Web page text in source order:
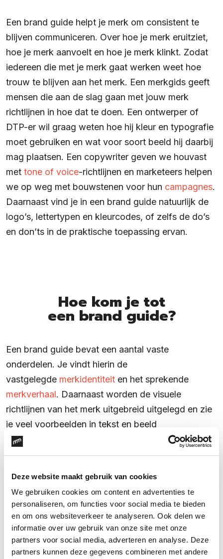
Deze website maakt gebruik van cookies
We gebruiken cookies om content en advertenties te
personaliseren, om functies voor social media te bieden
en om ons websiteverkeer te analyseren. Ook delen we
informatie over uw gebruik van onze site met onze
partners voor social media, adverteren en analyse. Deze
partners kunnen deze gegevens combineren met andere
Een brand guide helpt je merk om consistent te
blijven communiceren. Over hoe je merk eruitziet,
hoe je merk aanvoelt en hoe je merk klinkt. Zodat
iedereen die met je merk gaat werken weet hoe
trouw te blijven aan het merk. Een merkgids geeft
mensen die aan de slag gaan met jouw merk
richtlijnen in hoe dat te doen. Een ontwerper of
DTP-er wil graag weten hoe hij kleur en typografie
moet gebruiken en wat voor soort beeld hij daarbij
mag plaatsen. Een copywriter geven we houvast
met tone of voice-richtlijnen en marketeers helpen
we op weg met bouwstenen voor hun campagnes.
Daarnaast vind je in een brand guide natuurlijk de
logo’s, lettertypen en kleurcodes, of zelfs de do’s
en don’ts in de praktische toepassing ervan.
Hoe kom je tot
een brand guide?
Een brand guide bevat een aantal vaste
onderdelen. Je vindt hierin de
vastgelegde merkidentiteit en het sprekende
merkverhaal. Daarnaast worden de visuele
richtlijnen van het merk uitgebreid uitgelegd en zie
je veel voorbeelden in tekst en beeld
voorbijkomen. Dit zijn onder andere het logo, het
kleurpalet, de typografie, de vormtaal, het beeld en
elementen worden samengevat in de brand guide:
een handig (levend) document voor iedereen die
met je merk gaat werken. Dit document wordt
iedere keer ververst met nieuwe inzichten en
nieuwe toevoegingen zodat het altijd up-to-date